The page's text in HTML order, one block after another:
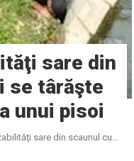
sare din
se târăşte
unui pisoi
sare din scaunul cu